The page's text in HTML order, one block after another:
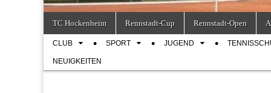
Main
menu
content
TC Hockenheim Rennstadt-Cup Rennstadt-Open
SubCLUB SPORT JUGEND
NEUIGKEITEN